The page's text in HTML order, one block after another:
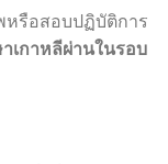
หรือสอบปฏิบัติการ
เกาหลีผ่านในรอบ